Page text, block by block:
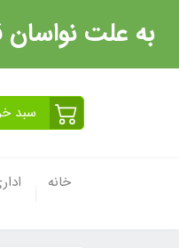
به علت نواسان قیمت
سبد
خانه